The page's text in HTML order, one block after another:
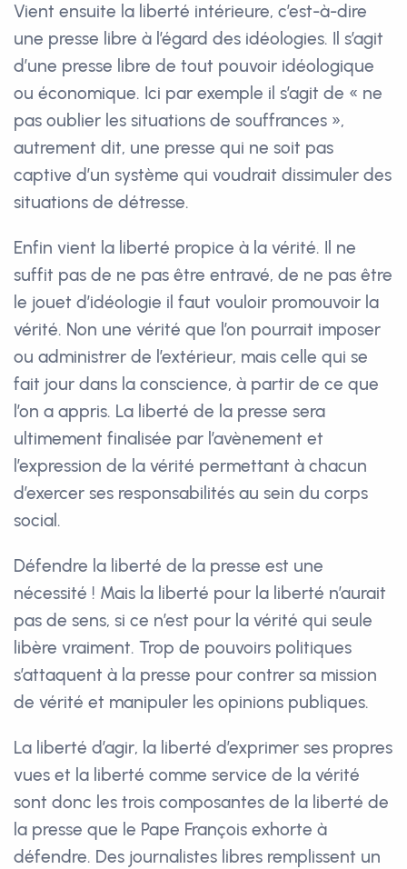
Vient ensuite la liberté intérieure, c’est-à-dire
une presse libre à l’égard des idéologies. Il s’agit
d’une presse libre de tout pouvoir idéologique
ou économique. Ici par exemple il s’agit de « ne
pas oublier les situations de souffrances »,
autrement dit, une presse qui ne soit pas
captive d’un système qui voudrait dissimuler des
situations de détresse.
Enfin vient la liberté propice à la vérité. Il ne
suffit pas de ne pas être entravé, de ne pas être
le jouet d’idéologie il faut vouloir promouvoir la
vérité. Non une vérité que l’on pourrait imposer
ou administrer de l’extérieur, mais celle qui se
fait jour dans la conscience, à partir de ce que
l’on a appris. La liberté de la presse sera
ultimement finalisée par l’avènement et
l’expression de la vérité permettant à chacun
d’exercer ses responsabilités au sein du corps
social.
Défendre la liberté de la presse est une
nécessité ! Mais la liberté pour la liberté n’aurait
pas de sens, si ce n’est pour la vérité qui seule
libère vraiment. Trop de pouvoirs politiques
s’attaquent à la presse pour contrer sa mission
de vérité et manipuler les opinions publiques.
La liberté d’agir, la liberté d’exprimer ses propres
vues et la liberté comme service de la vérité
sont donc les trois composantes de la liberté de
la presse que le Pape François exhorte à
défendre. Des journalistes libres remplissent un